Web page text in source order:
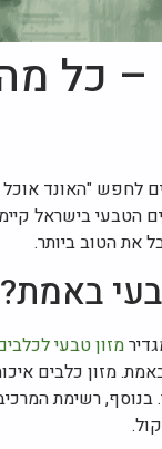
– כל
"האונד
הטבעי בישראל
את הטוב ביותר.
באמת?
מזון טבעי
מזון כלבים
רשימת